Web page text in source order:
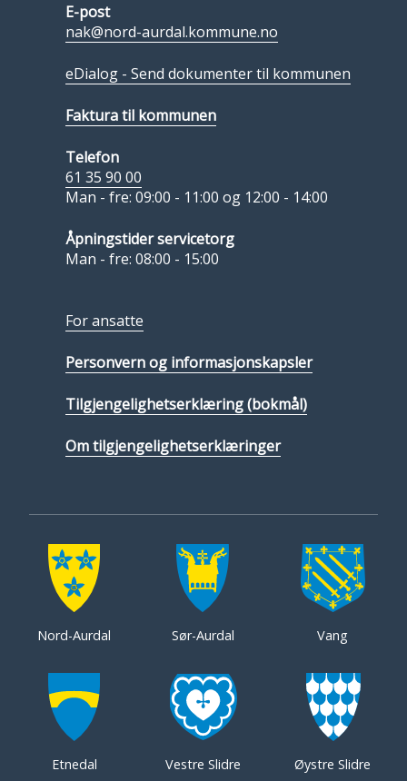
E-post
nak@nord-aurdal.kommune.no
eDialog - Send dokumenter til kommunen
Faktura til kommunen
Telefon
61 35 90 00
Man - fre: 09:00 - 11:00 og 12:00 - 14:00
Åpningstider servicetorg
Man - fre: 08:00 - 15:00
For ansatte
Personvern og informasjonskapsler
Tilgjengelighetserklæring (bokmål)
Om tilgjengelighetserklæringer
Nord-Aurdal Sør-Aurdal Vang
Etnedal Vestre Slidre Øystre Slidre